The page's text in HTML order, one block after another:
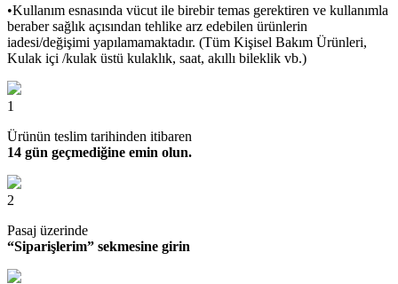
•Kullanım esnasında vücut ile birebir temas gerektiren ve kullanımla
beraber sağlık açısından tehlike arz edebilen ürünlerin
iadesi/değişimi yapılamamaktadır. (Tüm Kişisel Bakım Ürünleri,
Kulak içi /kulak üstü kulaklık, saat, akıllı bileklik vb.)
1
Ürünün teslim tarihinden itibaren
14 gün geçmediğine emin olun.
2
Pasaj üzerinde
“Siparişlerim” sekmesine girin